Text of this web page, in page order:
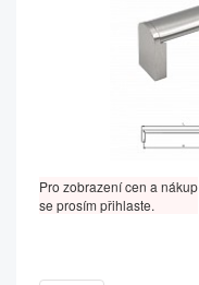
Pro zobrazení cen a nákup
se prosím přihlaste.